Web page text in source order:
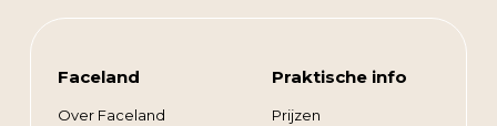
Faceland
Over Faceland
Praktische info
Prijzen